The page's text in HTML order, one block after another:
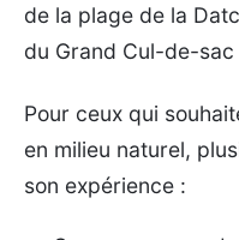
de la plage de la
du Grand Cul-de-sac
Pour ceux qui
en milieu naturel,
son expérience :